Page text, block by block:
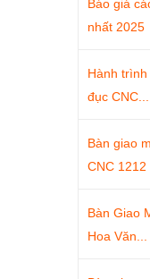
Báo giá
nhất 2025
Hành
đục CNC...
Bàn giao
CNC 1212
Bàn Giao
Hoa Văn...